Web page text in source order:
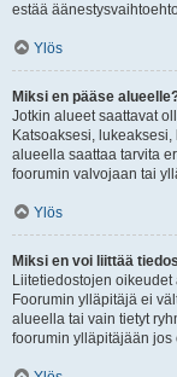
estää
Ylös
Miksi en pääse
Jotkin alueet saattavat
Katsoaksesi,
alueella saattaa tarvita
foorumin valvojaan tai
Ylös
Miksi en voi liittää
Liitetiedostojen
Foorumin ylläpitäjä ei
alueella tai vain tietyt
foorumin ylläpitäjään jos